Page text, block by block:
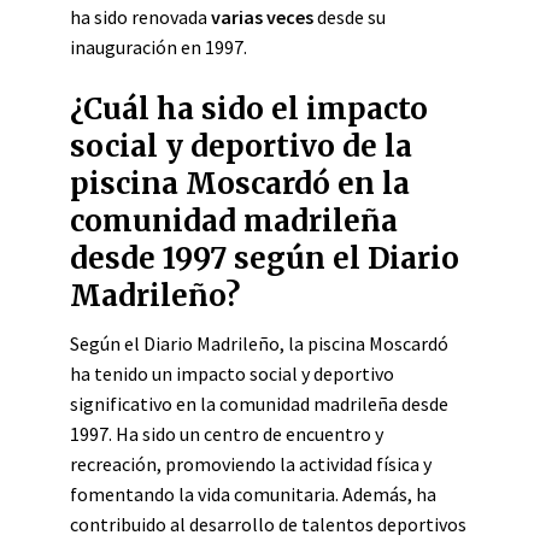
ha sido renovada varias vecesdesde su
inauguración en 1997.
¿Cuál ha sido el impacto
social y deportivo de la
piscina Moscardó en la
comunidad madrileña
desde 1997 según el Diario
Madrileño?
Según el Diario Madrileño, la piscina Moscardó
ha tenido un impacto social y deportivo
significativo en la comunidad madrileña desde
1997. Ha sido un centro de encuentro y
recreación, promoviendo la actividad física y
fomentando la vida comunitaria. Además, ha
contribuido al desarrollo de talentos deportivos